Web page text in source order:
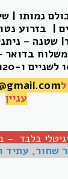
נמותו |
| בזרוע
שטנה –
עניין
בלבד
שחור, עתיד